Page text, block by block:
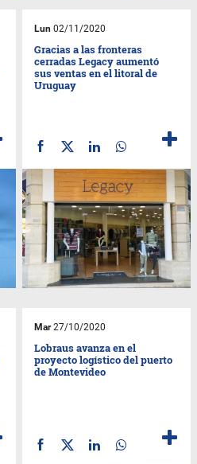
Lun 02/11/2020
Gracias a las fronteras
cerradas Legacy aumentó
sus ventas en el litoral de
Uruguay
Mar27/10/2020
Lobraus avanza en el
proyecto logístico del puerto
de Montevideo